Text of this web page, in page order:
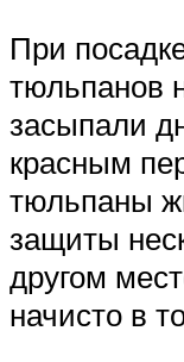
При
тюльпанов
засыпали
красным
тюльпаны
защиты
другом
начисто в